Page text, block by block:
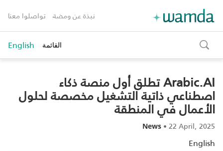
نبذة عن ومضة تواصلوا معنا
toggle
search
القائمة English
Arabic.AI تطلق أول منصة ذكاء
اصطناعي ذاتية التشغيل مخصصة لحلول
الأعمال في المنطقة
News •22 April, 2025
English